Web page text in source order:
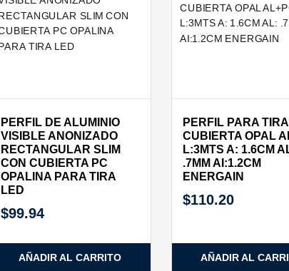
PERFIL DE ALUMINIO
VISIBLE ANONIZADO
RECTANGULAR SLIM
CON CUBIERTA PC
OPALINA PARA TIRA
LED
$99.94
AÑADIR AL CARRITO
PERFIL PARA
CUBIERTA OPAL
L:3MTS A: 1.6CM
.7MM AI:1.2CM
ENERGAIN
$110.20
AÑADIR AL